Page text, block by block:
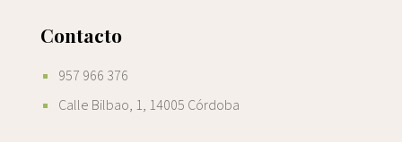
Contacto
957 966 376
Calle Bilbao, 1, 14005 Córdoba